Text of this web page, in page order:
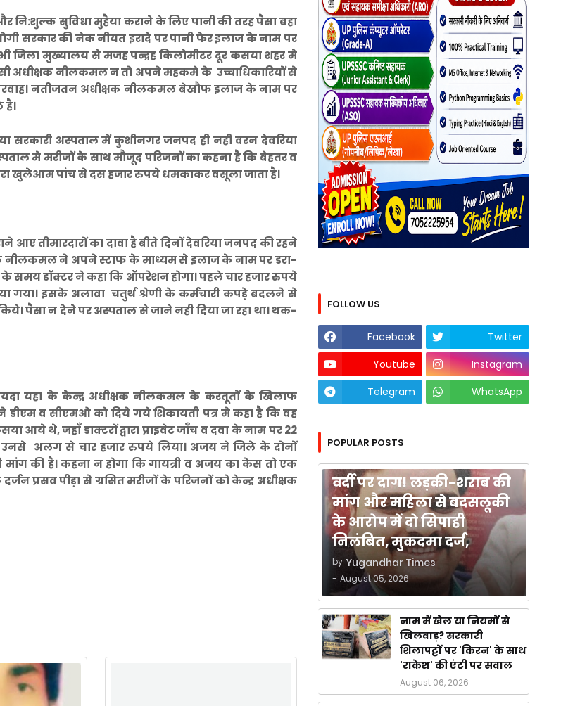
नि:शुल्क सुविधा मुहैया कराने के लिए पानी की तरह पैसा बहा
सरकार की नेक नीयत इरादे पर पानी फेर इलाज के नाम पर
मुख्यालय से मजह पन्द्रह किलोमीटर दूर कसया शहर मे
अधीक्षक नीलकमल न तो अपने महकमे के उच्चाधिकारियों से
परवाह। नतीजतन अधीक्षक नीलकमल बेखौफ इलाज के नाम पर
है।
सरकारी अस्पताल में कुशीनगर जनपद ही नही वरन देवरिया
मे मरीजों के साथ मौजूद परिजनों का कहना है कि बेहतर व
खुलेआम पांच से दस हजार रुपये धमकाकर वसूला जाता है।
आए तीमारदारों का दावा है बीते दिनों देवरिया जनपद की रहने
नीलकमल ने अपने स्टाफ के माध्यम से इलाज के नाम पर डरा-
के समय डॉक्टर ने कहा कि ऑपरेशन होगा। पहले चार हजार रुपये
गया। इसके अलावा चतुर्थ श्रेणी के कर्मचारी कपड़े बदलने से
पैसा न देने पर अस्पताल से जाने नही दिया जा रहा था। थक-
यहा के केन्द्र अधीक्षक नीलकमल के करतूतों के खिलाफ
डीएम व सीएमओ को दिये गये शिकायती पत्र मे कहा है कि वह
थे, जहाँ डाक्टरों द्वारा प्राइवेट जाँच व दवा के नाम पर 22
उनसे अलग से चार हजार रुपये लिया। अजय ने जिले के दोनों
मांग की है। कहना न होगा कि गायत्री व अजय का केस तो एक
प्रसव पीड़ा से ग्रसित मरीजों के परिजनों को केन्द्र अधीक्षक
FOLLOW US
Facebook
Twitter
Youtube
Instagram
Telegram
WhatsApp
POPULAR POSTS
वर्दी पर दाग! लड़की-शराब की
मांग और महिला से बदसलूकी
के आरोप में दो सिपाही
निलंबित, मुकदमा दर्ज,
by Yugandhar Times
- August 05, 2026
नाम में खेल या नियमों से
खिलवाड़? सरकारी
शिलापट्टों पर 'किरन' के साथ
'राकेश' की एंट्री पर सवाल
August 06, 2026